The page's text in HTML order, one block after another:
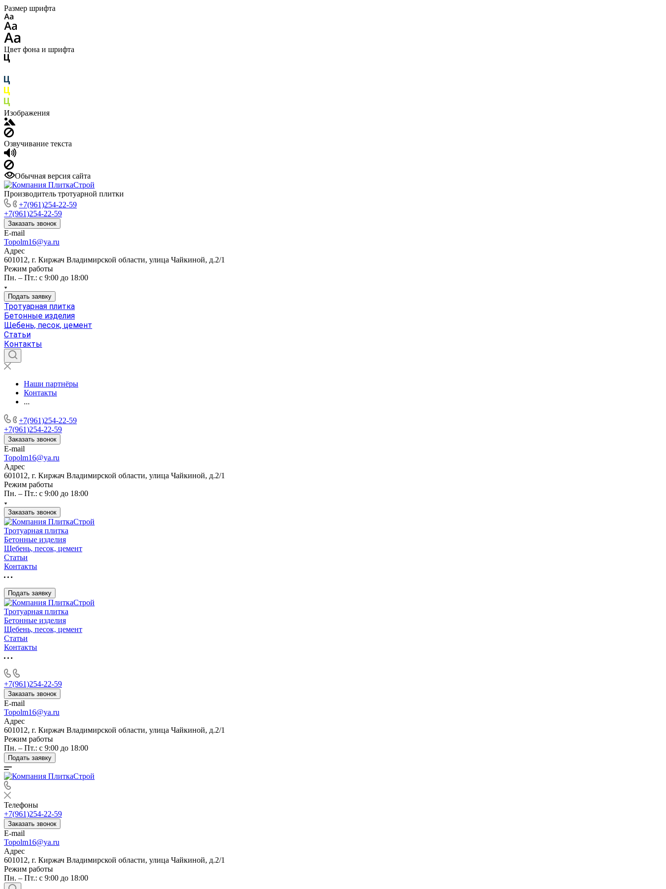
Размер шрифта
Цвет фона и шрифта
Изображения
Озвучивание текста
Обычная версия сайта
Производитель тротуарной плитки
+7(961)254-22-59
+7(961)254-22-59
Заказать звонок
E-mail
Topolm16@ya.ru
Адрес
601012, г. Киржач Владимирской области, улица Чайкиной, д.2/1
Режим работы
Пн. – Пт.: с 9:00 до 18:00
Подать заявку
Тротуарная плитка
Бетонные изделия
Щебень, песок, цемент
Статьи
Контакты
Наши партнёры
Контакты
...
+7(961)254-22-59
+7(961)254-22-59
Заказать звонок
E-mail
Topolm16@ya.ru
Адрес
601012, г. Киржач Владимирской области, улица Чайкиной, д.2/1
Режим работы
Пн. – Пт.: с 9:00 до 18:00
Заказать звонок
Тротуарная плитка
Бетонные изделия
Щебень, песок, цемент
Статьи
Контакты
Подать заявку
Тротуарная плитка
Бетонные изделия
Щебень, песок, цемент
Статьи
Контакты
+7(961)254-22-59
Заказать звонок
E-mail
Topolm16@ya.ru
Адрес
601012, г. Киржач Владимирской области, улица Чайкиной, д.2/1
Режим работы
Пн. – Пт.: с 9:00 до 18:00
Подать заявку
Телефоны
+7(961)254-22-59
Заказать звонок
E-mail
Topolm16@ya.ru
Адрес
601012, г. Киржач Владимирской области, улица Чайкиной, д.2/1
Режим работы
Пн. – Пт.: с 9:00 до 18:00